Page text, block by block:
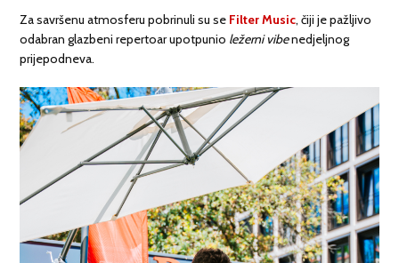
Za savršenu atmosferu pobrinuli su se Filter Music, čiji je pažljivo
odabran glazbeni repertoar upotpunio ležerni vibenedjeljnog
prijepodneva.